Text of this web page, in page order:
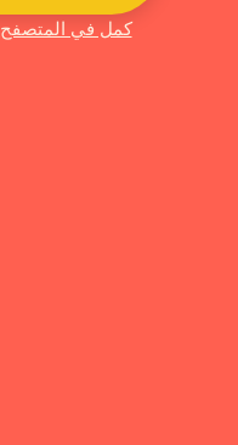
Continue in browser / كمل في المتصفح